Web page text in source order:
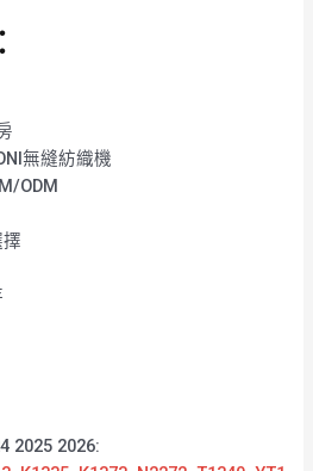
無縫紡織機
ODM
2025 2026: